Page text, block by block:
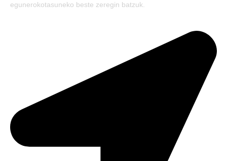
egunerokotasuneko beste zeregin batzuk.